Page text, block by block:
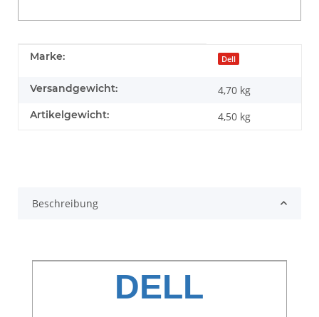
Produkteigenschaft
Wert
Marke: Dell
Versandgewicht: 4,70 kg
Artikelgewicht: 4,50 kg
Beschreibung
DELL